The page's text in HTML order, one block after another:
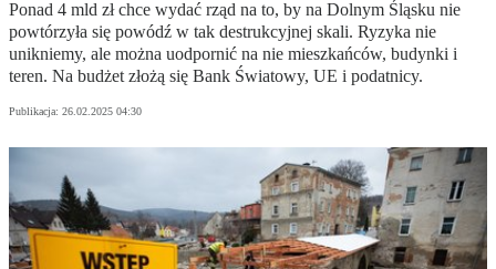
Ponad 4 mld zł chce wydać rząd na to, by na Dolnym Śląsku nie
powtórzyła się powódź w tak destrukcyjnej skali. Ryzyka nie
unikniemy, ale można uodpornić na nie mieszkańców, budynki i
teren. Na budżet złożą się Bank Światowy, UE i podatnicy.
Publikacja: 26.02.2025 04:30